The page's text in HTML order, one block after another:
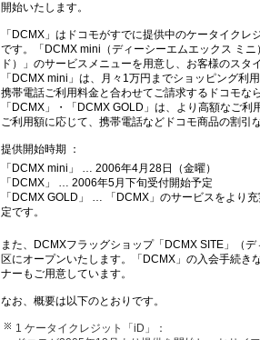
開始いたします。
「DCMX」はドコモがすでに提供中のケータイク
です。「DCMX mini（ディーシーエムエックス ミ
ド）」のサービスメニューを用意し、お客様のス
「DCMX mini」は、月々1万円までショッピング
携帯電話ご利用料金と合わせてご請求するドコモな
「DCMX」・「DCMX GOLD」は、より高額なご
ご利用額に応じて、携帯電話などドコモ商品の割
提供開始時期 ：
「DCMX mini」 … 2006年4月28日（金曜）
「DCMX」 … 2006年5月下旬受付開始予定
「DCMX GOLD」 … 「DCMX」のサービスをより
定です。
また、DCMXフラッグショップ「DCMX SITE」（
区にオープンいたします。「DCMX」の入会手続き
ナーもご用意しています。
なお、概要は以下のとおりです。
1 ケータイクレジット「iD」：